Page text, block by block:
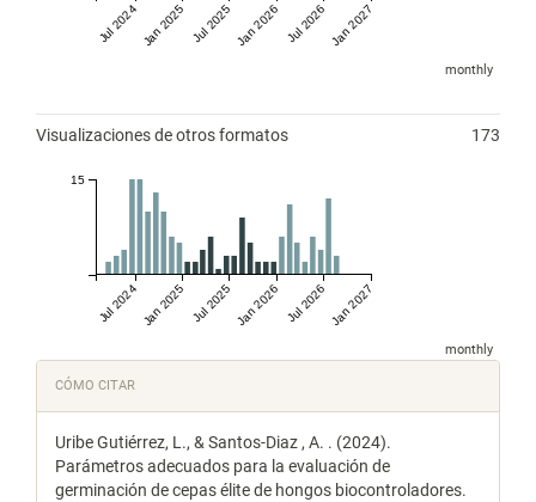
Jul 2024Jan 2025 Jul 2025Jan 2026 Jul 2026Jan 2027
monthly
Visualizaciones de otros formatos 173
Jul 2024Jan 2025 Jul 2025Jan 2026 Jul 2026Jan 2027
15
monthly
Detalles
del
artículo
CÓMO CITAR
Uribe Gutiérrez, L., & Santos-Diaz , A. . (2024).
Parámetros adecuados para la evaluación de
germinación de cepas élite de hongos biocontroladores.